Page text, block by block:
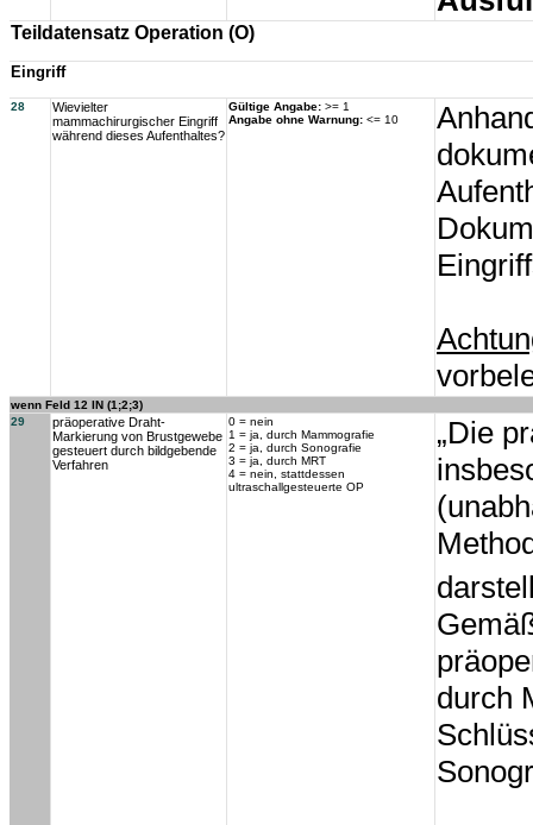
Teildatensatz Operation (O)
Eingriff
28
Wievielter
mammachirurgischer Eingriff
während dieses Aufenthaltes?
Gültige Angabe: >= 1
Angabe ohne Warnung: <= 10
wenn Feld 12 IN (1;2;3)
29
präoperative Draht-
Markierung von Brustgewebe
gesteuert durch bildgebende
Verfahren
0 = nein
1 = ja, durch Mammografie
2 = ja, durch Sonografie
3 = ja, durch MRT
4 = nein, stattdessen
ultraschallgesteuerte OP
„Die
durch